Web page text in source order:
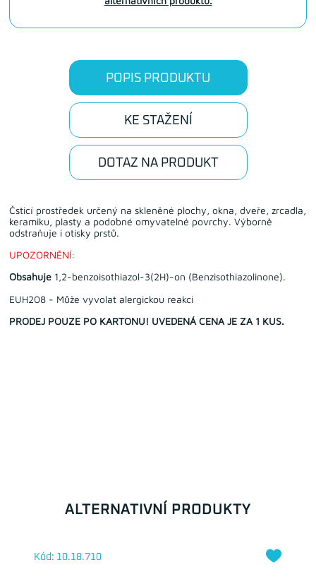
POPIS PRODUKTU
KE STAŽENÍ
DOTAZ NA PRODUKT
Čsticí prostředek určený na skleněné plochy, okna, dveře, zrcadla,
keramiku, plasty a podobné omyvatelné povrchy. Výborně
odstraňuje i otisky prstů.
UPOZORNĚNÍ:
Obsahuje 1,2-benzoisothiazol-3(2H)-on (Benzisothiazolinone).
EUH208 - Může vyvolat alergickou reakci
PRODEJ POUZE PO KARTONU! UVEDENÁ CENA JE ZA 1 KUS.
ALTERNATIVNÍ PRODUKTY
Kód: 10.18.710